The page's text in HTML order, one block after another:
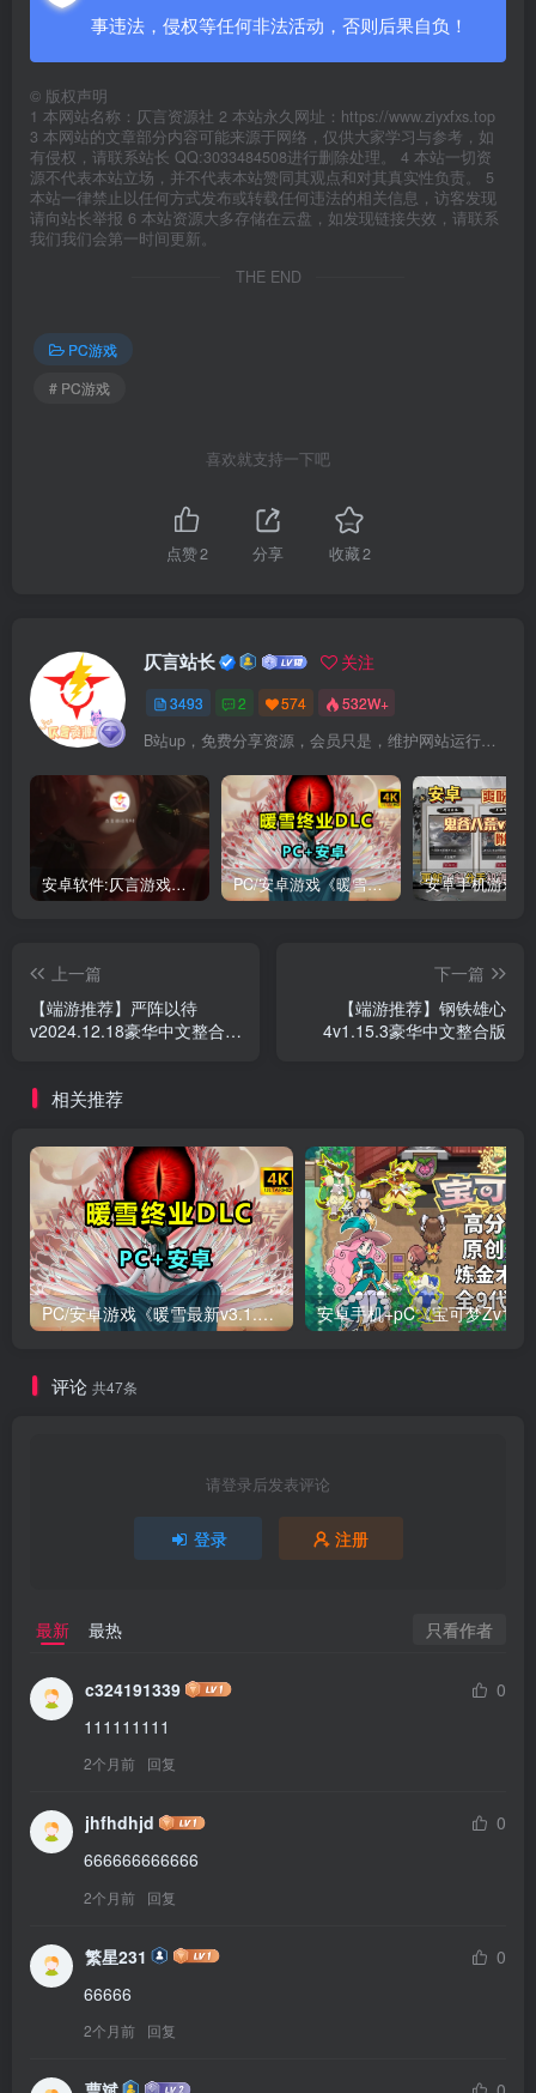
事违法，侵权等任何非法活动，否则后果自负！
© 版权声明
1 本网站名称：仄言资源社 2 本站永久网址：https://www.ziyxfxs.top
3 本网站的文章部分内容可能来源于网络，仅供大家学习与参考，如
有侵权，请联系站长 QQ:3033484508进行删除处理。 4 本站一切资
源不代表本站立场，并不代表本站赞同其观点和对其真实性负责。 5
本站一律禁止以任何方式发布或转载任何违法的相关信息，访客发现
请向站长举报 6 本站资源大多存储在云盘，如发现链接失效，请联系
我们我们会第一时间更新。
THE END
PC游戏
# PC游戏
喜欢就支持一下吧
点赞2 分享 收藏2
仄言站长 关注
3493 2 574 532W+
B站up，免费分享资源，会员只是，维护网站运行，会员权利为可以支持本地下载，更多内容，敬请期待！
安卓软件:仄言游戏库4.0APP全新上架了！没有下的赶紧下载呀！ PC/安卓游戏《暖雪最新v3.1.0.1》终业DLC整合版！
上一篇
【端游推荐】严阵以待
v2024.12.18豪华中文整合双
下一篇
【端游推荐】钢铁雄心
4v1.15.3豪华中文整合版
相关推荐
PC/安卓游戏《暖雪最新v3.1.0.1》终业DLC整合版！
评论 共47条
请登录后发表评论
登录 注册
最新 最热 只看作者
c324191339
0
111111111
2个月前 回复
jhfhdhjd
0
666666666666
2个月前 回复
繁星231
0
66666
2个月前 回复